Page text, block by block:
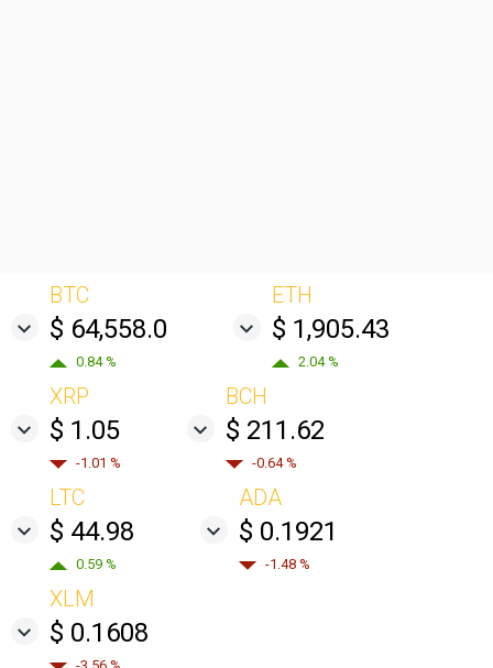
BTC
$ 64,558.0
0.84 %
ETH
$ 1,905.43
2.04 %
XRP
$ 1.05
-1.01 %
BCH
$ 211.62
-0.64 %
LTC
$ 44.98
0.59 %
ADA
$ 0.1921
-1.48 %
XLM
$ 0.1608